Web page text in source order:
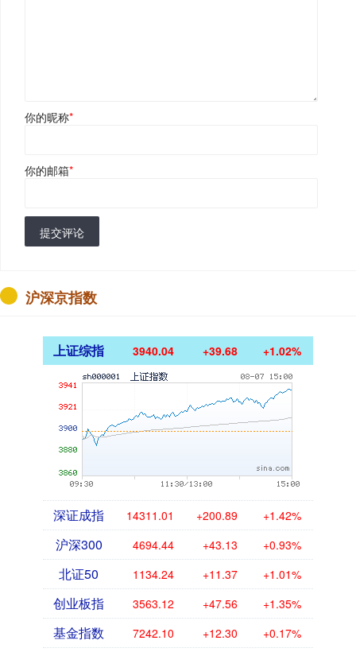
你的昵称*
你的邮箱*
提交评论
沪深京指数
上证综指 3940.04 +39.68 +1.02%
深证成指 14311.01 +200.89 +1.42%
沪深300 4694.44 +43.13 +0.93%
北证50 1134.24 +11.37 +1.01%
创业板指 3563.12 +47.56 +1.35%
基金指数 7242.10 +12.30 +0.17%